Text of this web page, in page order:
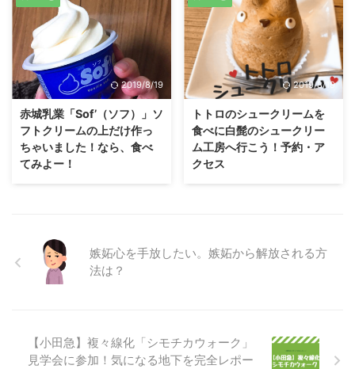
2019/8/19
赤城乳業「Sof’（ソフ）」ソ
フトクリームの上だけ作っ
ちゃいました！なら、食べ
てみよー！
2019/8/19
トトロのシュークリームを
食べに白髭のシュークリー
ム工房へ行こう！予約・ア
クセス
嫉妬心を手放したい。嫉妬から解放される方
法は？
【小田急】複々線化「シモチカウォーク」
見学会に参加！気になる地下を完全レポー